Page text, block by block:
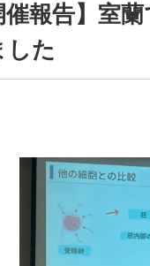
催報告】室
した